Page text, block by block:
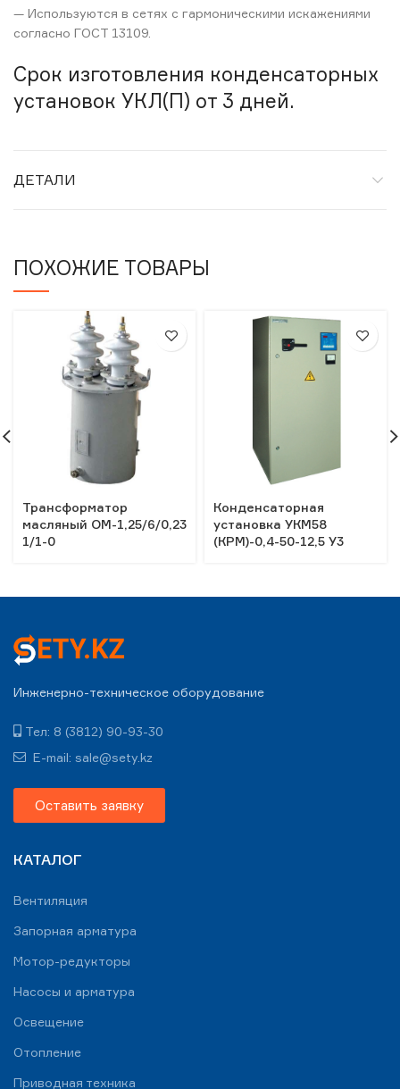
— Используются в сетях с гармоническими искажениями
согласно ГОСТ 13109.
Срок изготовления конденсаторных
установок УКЛ(П) от 3 дней.
ДЕТАЛИ
ПОХОЖИЕ ТОВАРЫ
Трансформатор
масляный ОМ-1,25/6/0,23
1/1-0
Конденсаторная
установка УКМ58
(КРМ)-0,4-50-12,5 У3
Инженерно-техническое оборудование
Тел: 8 (3812) 90-93-30
E-mail: sale@sety.kz
Оставить заявку
КАТАЛОГ
Вентиляция
Запорная арматура
Мотор-редукторы
Насосы и арматура
Освещение
Отопление
Приводная техника